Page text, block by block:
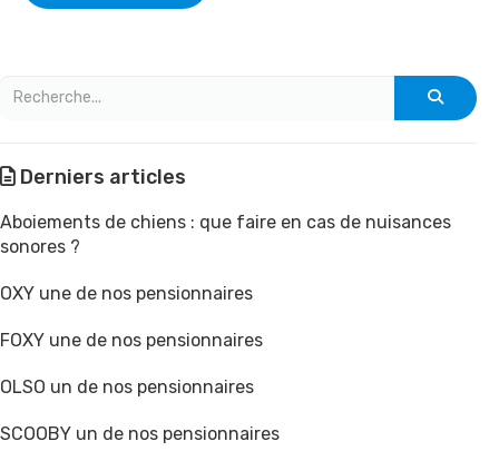
Derniers articles
Aboiements de chiens : que faire en cas de nuisances
sonores ?
OXY une de nos pensionnaires
FOXY une de nos pensionnaires
OLSO un de nos pensionnaires
SCOOBY un de nos pensionnaires